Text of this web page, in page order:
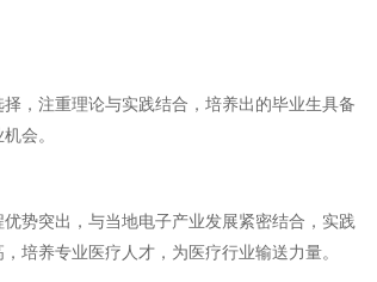
，注重理论与实践结合，培养出的毕业生具备
会。
势突出，与当地电子产业发展紧密结合，实践
培养专业医疗人才，为医疗行业输送力量。